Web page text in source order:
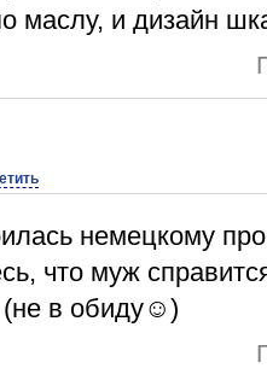
маслу, и дизайн
немецкому
что муж
(не в обиду☺)